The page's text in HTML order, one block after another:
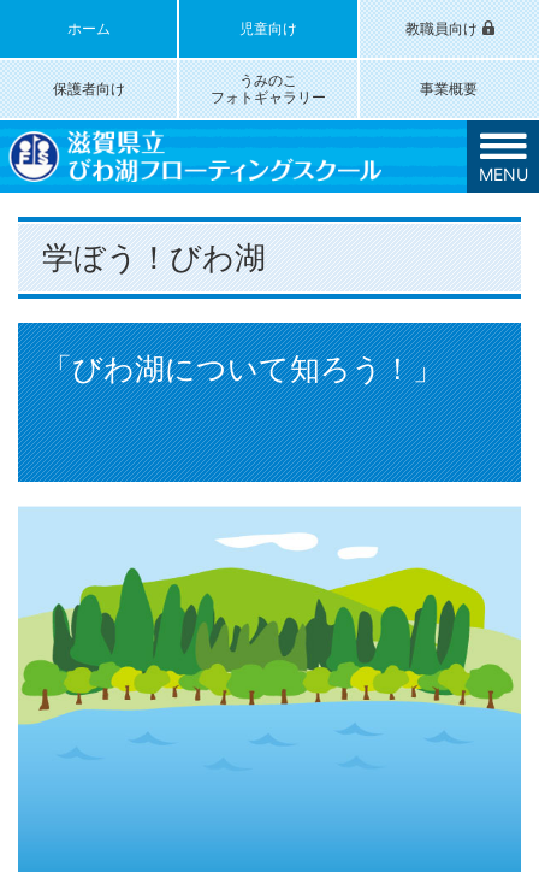
ホーム 児童向け 教職員向け
保護者向け
うみのこ
フォトギャラリー
事業概要
MENU
学ぼう！びわ湖
「びわ湖について知ろう！」